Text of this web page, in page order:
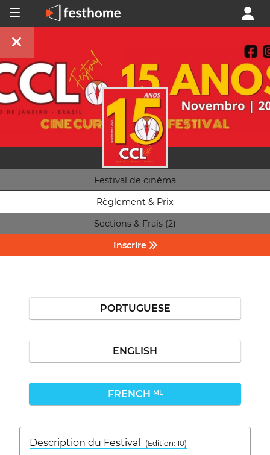
Festival de cinéma
Règlement & Prix
Sections & Frais (2)
Inscrire
PORTUGUESE
ENGLISH
FRENCH ML
Description du Festival
( Edition: 10)